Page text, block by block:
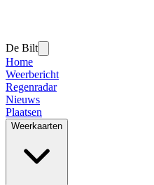
De Bilt
Home
Weerbericht
Regenradar
Nieuws
Plaatsen
Weerkaarten